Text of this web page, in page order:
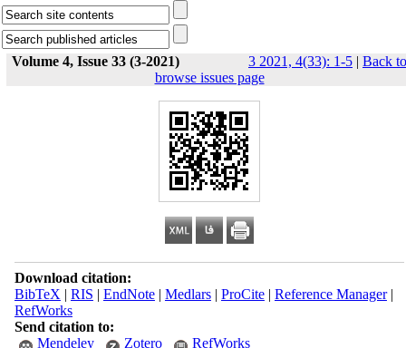
Volume 4, Issue 33 (3-2021) 3 2021, 4(33): 1-5 | Back to
browse issues page
Download citation:
BibTeX | RIS | EndNote| Medlars| ProCite| Reference Manager|
RefWorks
Send citation to:
Mendeley
Zotero RefWorks